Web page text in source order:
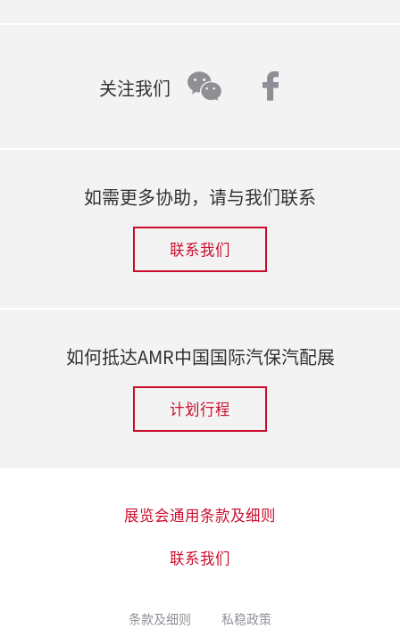
关注我们 wechat
如需更多协助，请与我们联系
联系我们
如何抵达AMR中国国际汽保汽配展
计划行程
展览会通用条款及细则
联系我们
条款及细则
私稳政策